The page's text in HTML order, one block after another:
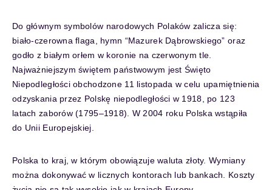
Do głównym symbolów narodowych Polaków zalicza się:
biało-czerowna flaga, hymn “Mazurek Dąbrowskiego” oraz
godło z białym orłem w koronie na czerwonym tle.
Najważniejszym świętem państwowym jest Święto
Niepodległości obchodzone 11 listopada w celu upamiętnienia
odzyskania przez Polskę niepodległości w 1918, po 123
latach zaborów (1795–1918). W 2004 roku Polska wstąpiła
do Unii Europejskiej.
Polska to kraj, w którym obowiązuje waluta złoty. Wymiany
można dokonywać w licznych kontorach lub bankach. Koszty